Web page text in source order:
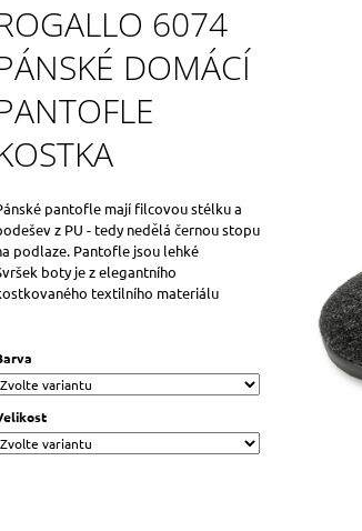
6074
DOMÁCÍ
pantofle mají filcovou stélku a
z PU - tedy nedělá černou stopu
podlaze. Pantofle jsou lehké
boty je z elegantního
textilního materiálu